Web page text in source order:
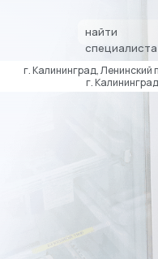
найти
специалиста
г. Калининград, Ленинский
г.